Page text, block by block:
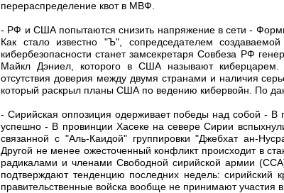
перераспределение квот в МВФ.
- РФ и США попытаются снизить напряжение в сети -
Как стало известно "Ъ", сопредседателем
кибербезопасности станет замсекретаря Совбеза РФ
Майкл Дэниел, которого в США называют киберцарем.
отсутствия доверия между двумя странами и наличия
который раскрыл планы США по ведению кибервойн. По
- Сирийская оппозиция одерживает победы над собой -
успешно - В провинции Хасеке на севере Сирии
связанной с "Аль-Каидой" группировки "Джебхат ан-
Другой не менее ожесточенный конфликт происходит в
радикалами и членами Свободной сирийской армии
подтверждают тенденцию последних недель: сирийский
правительственные войска вообще не принимают участия